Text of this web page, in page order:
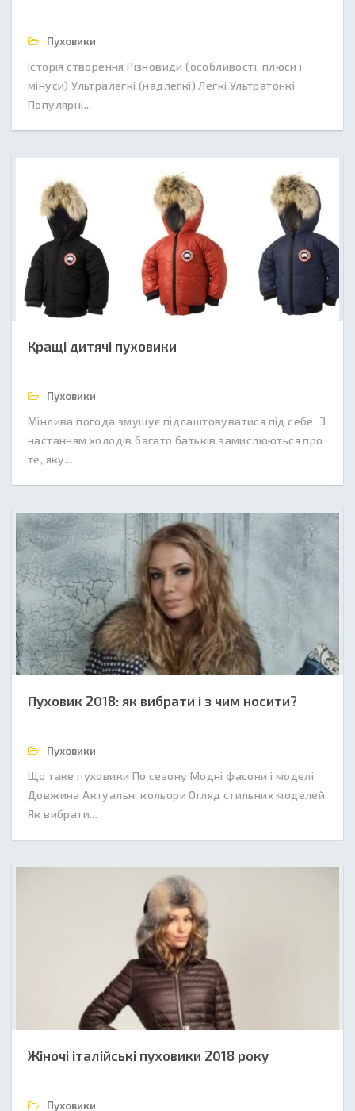
Пуховики
Історія створення Різновиди (особливості, плюси і
мінуси) Ультралегкі (надлегкі) Легкі Ультратонкі
Популярні...
Кращі дитячі пуховики
Пуховики
Мінлива погода змушує підлаштовуватися під себе. З
настанням холодів багато батьків замислюються про
те, яку...
Пуховик 2018: як вибрати і з чим носити?
Пуховики
Що таке пуховики По сезону Модні фасони і моделі
Довжина Актуальні кольори Огляд стильних моделей
Як вибрати...
Жіночі італійські пуховики 2018 року
Пуховики